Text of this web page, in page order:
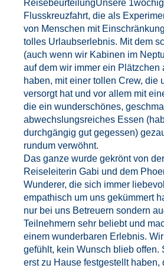
ReisebeurteilungUnsere
Flusskreuzfahrt, die als
von Menschen mit
tolles Urlaubserlebnis. Mit dem
(auch wenn wir Kabinen im
auf dem wir immer ein Plätzchen
haben, mit einer tollen Crew, die
versorgt hat und vor allem mit
die ein wunderschönes,
abwechslungsreiches Essen
durchgängig gut gegessen)
rundum verwöhnt.
Das ganze wurde gekrönt von
Reiseleiterin Gabi und dem
Wunderer, die sich immer
empathisch um uns gekümmert
nur bei uns Betreuern sondern
Teilnehmern sehr beliebt und
einem wunderbaren Erlebnis.
gefühlt, kein Wunsch blieb offen.
erst zu Hause festgestellt haben,